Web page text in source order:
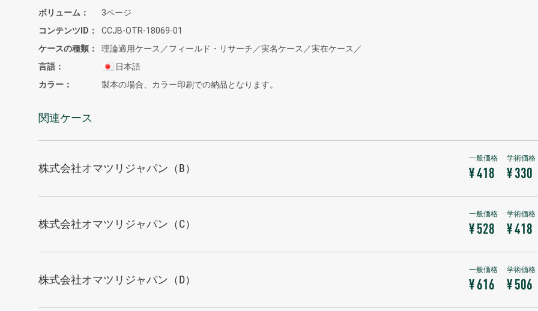
ボリューム
3ページ
コンテンツID
CCJB-OTR-18069-01
ケースの種類
理論適用ケース／フィールド・リサーチ／実名ケース／実在ケース／
言語
日本語
カラー
製本の場合、カラー印刷での納品となります。
関連ケース
株式会社オマツリジャパン（B） ¥ 418 ¥ 330
株式会社オマツリジャパン（C） ¥ 528 ¥ 418
株式会社オマツリジャパン（D） ¥ 616 ¥ 506